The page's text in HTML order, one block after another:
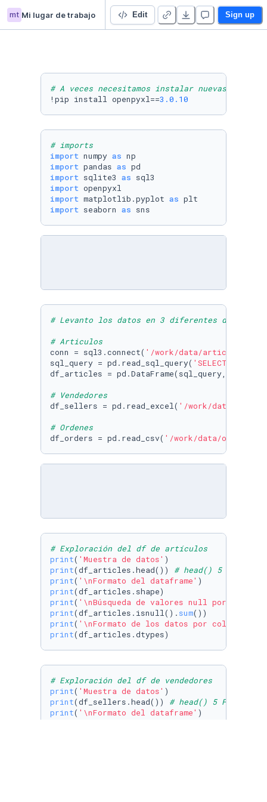
mt Mi lugar de trabajo tp Final-22614-Di Zoccolo Mariano Edit Sign up
# A veces necesitamos instalar nuevas
!pip install openpyxl==3.0 .10
# imports
import numpy as
import pandas as
import sqlite3 as
import
import matplotlib.pyplot as
import seaborn as
# Levanto los datos en 3 diferentes
# Articulos
conn = sql3.connect( '/work/data/articles.db'
sql_query = pd.read_sql_query( 'SELECT *
df_articles = pd.DataFrame(sql_query,
# Vendedores
df_sellers = pd.read_excel( '/work/data/
# Ordenes
df_orders = pd.read_csv( '/work/data/
# Exploración del df de artículos
print( 'Muestra de datos'
print(df_articles.head()) # head() 5 Filas
print( '\nFormato del dataframe'
print
print( '\nBúsqueda de valores null por
print(df_articles.isnull(). sum
print( '\nFormato de los datos por columna'
print(df_articles.dtypes)
# Exploración del df de vendedores
print( 'Muestra de datos'
print(df_sellers.head()) # head() 5 Filas por
print( '\nFormato del dataframe'